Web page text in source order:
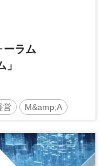
ーラム
営 M&amp;A
参加無料